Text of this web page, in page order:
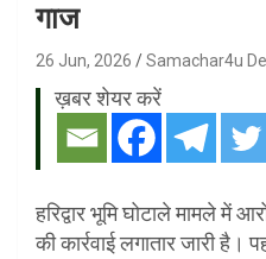
गाज
26 Jun, 2026 Samachar4u
ख़बर शेयर करें
हरिद्वार भूमि घोटाले मामले में
की कार्रवाई लगातार जारी है।